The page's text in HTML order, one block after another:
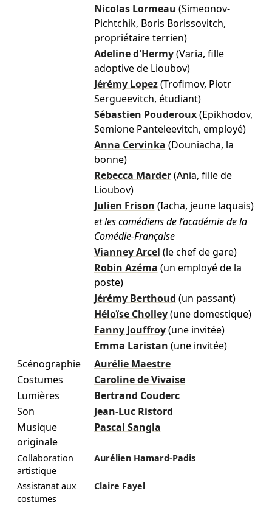
Nicolas Lormeau (Simeonov-
Pichtchik, Boris Borissovitch,
propriétaire terrien)
Adeline d'Hermy (Varia, fille
adoptive de Lioubov)
Jérémy Lopez (Trofimov, Piotr
Sergueevitch, étudiant)
Sébastien Pouderoux (Epikhodov,
Semione Panteleevitch, employé)
Anna Cervinka (Douniacha, la
bonne)
Rebecca Marder (Ania, fille de
Lioubov)
Julien Frison (Iacha, jeune laquais)
et les comédiens de l’académie de la
Comédie-Française
Vianney Arcel (le chef de gare)
Robin Azéma (un employé de la
poste)
Jérémy Berthoud (un passant)
Héloïse Cholley (une domestique)
Fanny Jouffroy (une invitée)
Emma Laristan (une invitée)
Scénographie
Aurélie Maestre
Costumes
Caroline de Vivaise
Lumières
Bertrand Couderc
Son
Jean-Luc Ristord
Musique
originale
Pascal Sangla
Collaboration
artistique
Aurélien Hamard-Padis
Assistanat aux
costumes
Claire Fayel